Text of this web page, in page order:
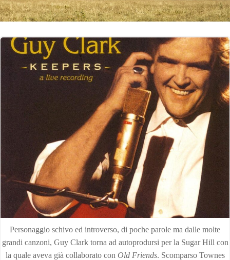
Personaggio schivo ed introverso, di poche parole ma dalle molte
grandi canzoni, Guy Clark torna ad autoprodursi per la Sugar Hill con
la quale aveva già collaborato con Old Friends. Scomparso Townes